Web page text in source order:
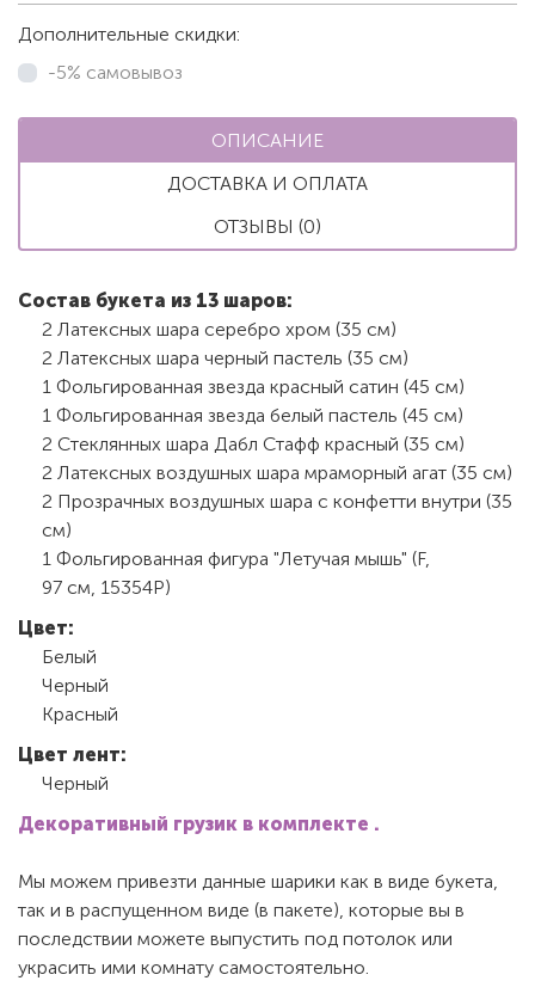
Дополнительные скидки:
-5% самовывоз
ОПИСАНИЕ
ДОСТАВКА И ОПЛАТА
ОТЗЫВЫ (0)
Состав букета из 13 шаров:
2 Латексных шара серебро хром (35 см)
2 Латексных шара черный пастель (35 см)
1 Фольгированная звезда красный сатин (45 см)
1 Фольгированная звезда белый пастель (45 см)
2 Стеклянных шара Дабл Стафф красный (35 см)
2 Латексных воздушных шара мраморный агат (35 см)
2 Прозрачных воздушных шара с конфетти внутри (35
см)
1 Фольгированная фигура "Летучая мышь" (F,
97 см, 15354P)
Цвет:
Белый
Черный
Красный
Цвет лент:
Черный
Декоративный грузик в комплекте .
Мы можем привезти данные шарики как в виде букета,
так и в распущенном виде (в пакете), которые вы в
последствии можете выпустить под потолок или
украсить ими комнату самостоятельно.